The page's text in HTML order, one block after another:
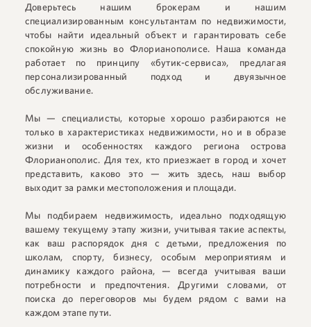
Доверьтесь нашим брокерам и нашим
специализированным консультантам по недвижимости,
чтобы найти идеальный объект и гарантировать себе
спокойную жизнь во Флорианополисе. Наша команда
работает по принципу «бутик-сервиса», предлагая
персонализированный подход и двуязычное
обслуживание.
Мы — специалисты, которые хорошо разбираются не
только в характеристиках недвижимости, но и в образе
жизни и особенностях каждого региона острова
Флорианополис. Для тех, кто приезжает в город и хочет
представить, каково это — жить здесь, наш выбор
выходит за рамки местоположения и площади.
Мы подбираем недвижимость, идеально подходящую
вашему текущему этапу жизни, учитывая такие аспекты,
как ваш распорядок дня с детьми, предложения по
школам, спорту, бизнесу, особым мероприятиям и
динамику каждого района, — всегда учитывая ваши
потребности и предпочтения. Другими словами, от
поиска до переговоров мы будем рядом с вами на
каждом этапе пути.